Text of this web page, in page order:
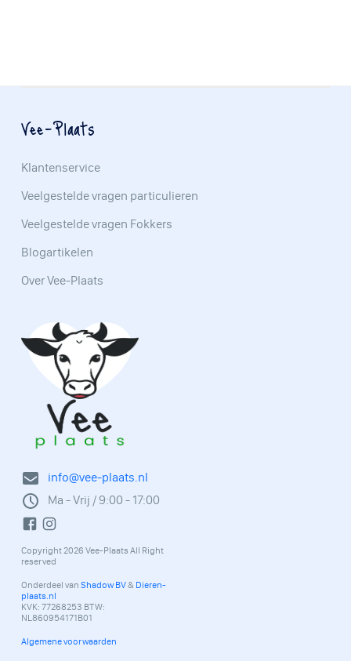
info@vee-plaats.nl
Ma - Vrij / 9:00 - 17:00
Copyright 2026 Vee-Plaats All Right
reserved
Onderdeel van Shadow BV& Dieren-
plaats.nl
KVK: 77268253 BTW:
NL860954171B01
Algemene voorwaarden
Vee-Plaats
Klantenservice
Veelgestelde vragen particulieren
Veelgestelde vragen Fokkers
Blogartikelen
Over Vee-Plaats